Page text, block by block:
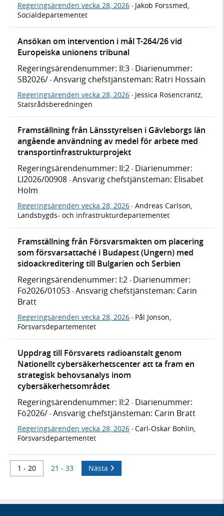
Regeringsärenden vecka 28, 2026 · Jakob Forssmed,
Socialdepartementet
Ansökan om intervention i mål T-264/26 vid
Europeiska unionens tribunal
Regeringsärendenummer: II:3 · Diarienummer:
SB2026/ · Ansvarig chefstjänsteman: Ratri Hossain
Regeringsärenden vecka 28, 2026 · Jessica Rosencrantz,
Statsrådsberedningen
Framställning från Länsstyrelsen i Gävleborgs län
angående användning av medel för arbete med
transportinfrastrukturprojekt
Regeringsärendenummer: II:2 · Diarienummer:
LI2026/00908 · Ansvarig chefstjänsteman: Elisabet
Holm
Regeringsärenden vecka 28, 2026 · Andreas Carlson,
Landsbygds- och infrastrukturdepartementet
Framställning från Försvarsmakten om placering
som försvarsattaché i Budapest (Ungern) med
sidoackreditering till Bulgarien och Serbien
Regeringsärendenummer: I:2 · Diarienummer:
Fö2026/01053 · Ansvarig chefstjänsteman: Carin
Bratt
Regeringsärenden vecka 28, 2026 · Pål Jonson,
Försvarsdepartementet
Uppdrag till Försvarets radioanstalt genom
Nationellt cybersäkerhetscenter att ta fram en
strategisk behovsanalys inom
cybersäkerhetsområdet
Regeringsärendenummer: II:2 · Diarienummer:
Fö2026/ · Ansvarig chefstjänsteman: Carin Bratt
Regeringsärenden vecka 28, 2026 · Carl-Oskar Bohlin,
Försvarsdepartementet
1 - 20 21 - 33 Nästa